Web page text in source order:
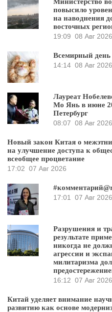
повысило
на наводнения
восточных
19:09 08 Авг 2026
Всемирный
14:14 08 Авг 2026
Лауреат
Мо Янь в июне
Петербург
08:07 08 Авг 2026
Новый закон Китая о
на улучшение доступа к
всеобщее процветание
17:02 07 Авг 2026
17:01
07 Авг 2026
Разрушения и
результате
никогда не
агрессии и
милитаризма
16:12 07 Авг 2026
Китай уделяет внимание
развитию как основе